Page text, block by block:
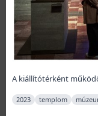
A kiállítótérként
2023 templom